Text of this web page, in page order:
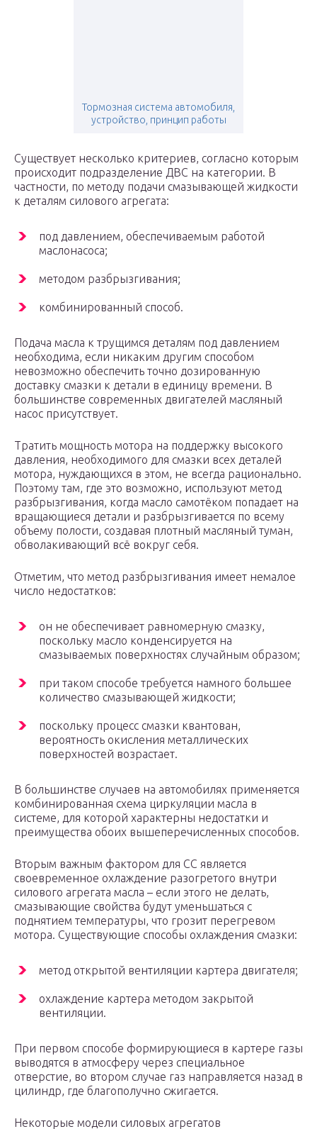
Тормозная система автомобиля,
устройство, принцип работы
Существует несколько критериев, согласно которым
происходит подразделение ДВС на категории. В
частности, по методу подачи смазывающей жидкости
к деталям силового агрегата:
под давлением, обеспечиваемым работой
маслонасоса;
методом разбрызгивания;
комбинированный способ.
Подача масла к трущимся деталям под давлением
необходима, если никаким другим способом
невозможно обеспечить точно дозированную
доставку смазки к детали в единицу времени. В
большинстве современных двигателей масляный
насос присутствует.
Тратить мощность мотора на поддержку высокого
давления, необходимого для смазки всех деталей
мотора, нуждающихся в этом, не всегда рационально.
Поэтому там, где это возможно, используют метод
разбрызгивания, когда масло самотёком попадает на
вращающиеся детали и разбрызгивается по всему
объему полости, создавая плотный масляный туман,
обволакивающий всё вокруг себя.
Отметим, что метод разбрызгивания имеет немалое
число недостатков:
он не обеспечивает равномерную смазку,
поскольку масло конденсируется на
смазываемых поверхностях случайным образом;
при таком способе требуется намного большее
количество смазывающей жидкости;
поскольку процесс смазки квантован,
вероятность окисления металлических
поверхностей возрастает.
В большинстве случаев на автомобилях применяется
комбинированная схема циркуляции масла в
системе, для которой характерны недостатки и
преимущества обоих вышеперечисленных способов.
Вторым важным фактором для СС является
своевременное охлаждение разогретого внутри
силового агрегата масла – если этого не делать,
смазывающие свойства будут уменьшаться с
поднятием температуры, что грозит перегревом
мотора. Существующие способы охлаждения смазки:
метод открытой вентиляции картера двигателя;
охлаждение картера методом закрытой
вентиляции.
При первом способе формирующиеся в картере газы
выводятся в атмосферу через специальное
отверстие, во втором случае газ направляется назад в
цилиндр, где благополучно сжигается.
Некоторые модели силовых агрегатов